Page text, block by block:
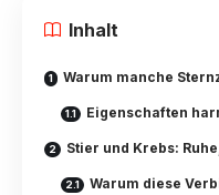
Inhalt
Warum manche
Eigenschaften
Stier und Krebs:
Warum diese